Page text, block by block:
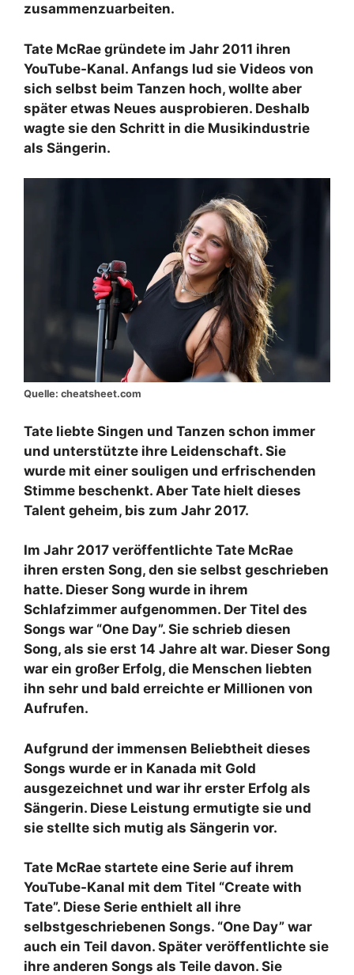
zusammenzuarbeiten.
Tate McRae gründete im Jahr 2011 ihren
YouTube-Kanal. Anfangs lud sie Videos von
sich selbst beim Tanzen hoch, wollte aber
später etwas Neues ausprobieren. Deshalb
wagte sie den Schritt in die Musikindustrie
als Sängerin.
Quelle: cheatsheet.com
Tate liebte Singen und Tanzen schon immer
und unterstützte ihre Leidenschaft. Sie
wurde mit einer souligen und erfrischenden
Stimme beschenkt. Aber Tate hielt dieses
Talent geheim, bis zum Jahr 2017.
Im Jahr 2017 veröffentlichte Tate McRae
ihren ersten Song, den sie selbst geschrieben
hatte. Dieser Song wurde in ihrem
Schlafzimmer aufgenommen. Der Titel des
Songs war “One Day”. Sie schrieb diesen
Song, als sie erst 14 Jahre alt war. Dieser Song
war ein großer Erfolg, die Menschen liebten
ihn sehr und bald erreichte er Millionen von
Aufrufen.
Aufgrund der immensen Beliebtheit dieses
Songs wurde er in Kanada mit Gold
ausgezeichnet und war ihr erster Erfolg als
Sängerin. Diese Leistung ermutigte sie und
sie stellte sich mutig als Sängerin vor.
Tate McRae startete eine Serie auf ihrem
YouTube-Kanal mit dem Titel “Create with
Tate”. Diese Serie enthielt all ihre
selbstgeschriebenen Songs. “One Day” war
auch ein Teil davon. Später veröffentlichte sie
ihre anderen Songs als Teile davon. Sie